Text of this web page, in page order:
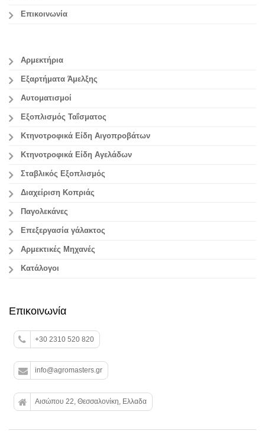
Επικοινωνία
Αρμεκτήρια
Εξαρτήματα Άμελξης
Αυτοματισμοί
Εξοπλισμός Ταΐσματος
Κτηνοτροφικά Είδη Αιγοπροβάτων
Κτηνοτροφικά Είδη Αγελάδων
Σταβλικός Εξοπλισμός
Διαχείριση Κοπριάς
Παγολεκάνες
Επεξεργασία γάλακτος
Aρμεκτικές Μηχανές
Κατάλογοι
Επικοινωνία
+30 2310 520 820
info@agromasters.gr
Αισώπου 22, Θεσσαλονίκη, Ελλαδα